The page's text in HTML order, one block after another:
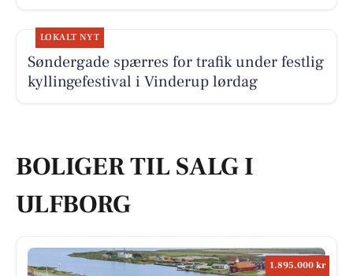
LOKALT NYT
Søndergade spærres for trafik under festlig
kyllingefestival i Vinderup lørdag
BOLIGER TIL SALG I
ULFBORG
1.895.000 kr